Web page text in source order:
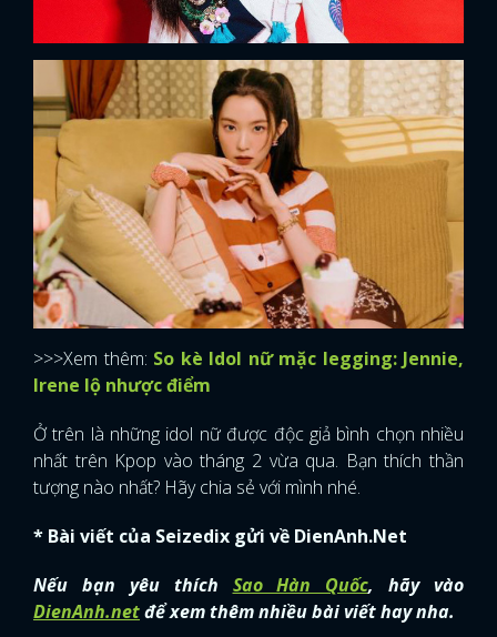
>>>Xem thêm: So kè Idol nữ mặc legging: Jennie,
Irene lộ nhược điểm
Ở trên là những idol nữ được độc giả bình chọn nhiều
nhất trên Kpop vào tháng 2 vừa qua. Bạn thích thần
tượng nào nhất? Hãy chia sẻ với mình nhé.
* Bài viết của Seizedix gửi về DienAnh.Net
Nếu bạn yêu thích Sao Hàn Quốc, hãy vào
DienAnh.netđể xem thêm nhiều bài viết hay nha.